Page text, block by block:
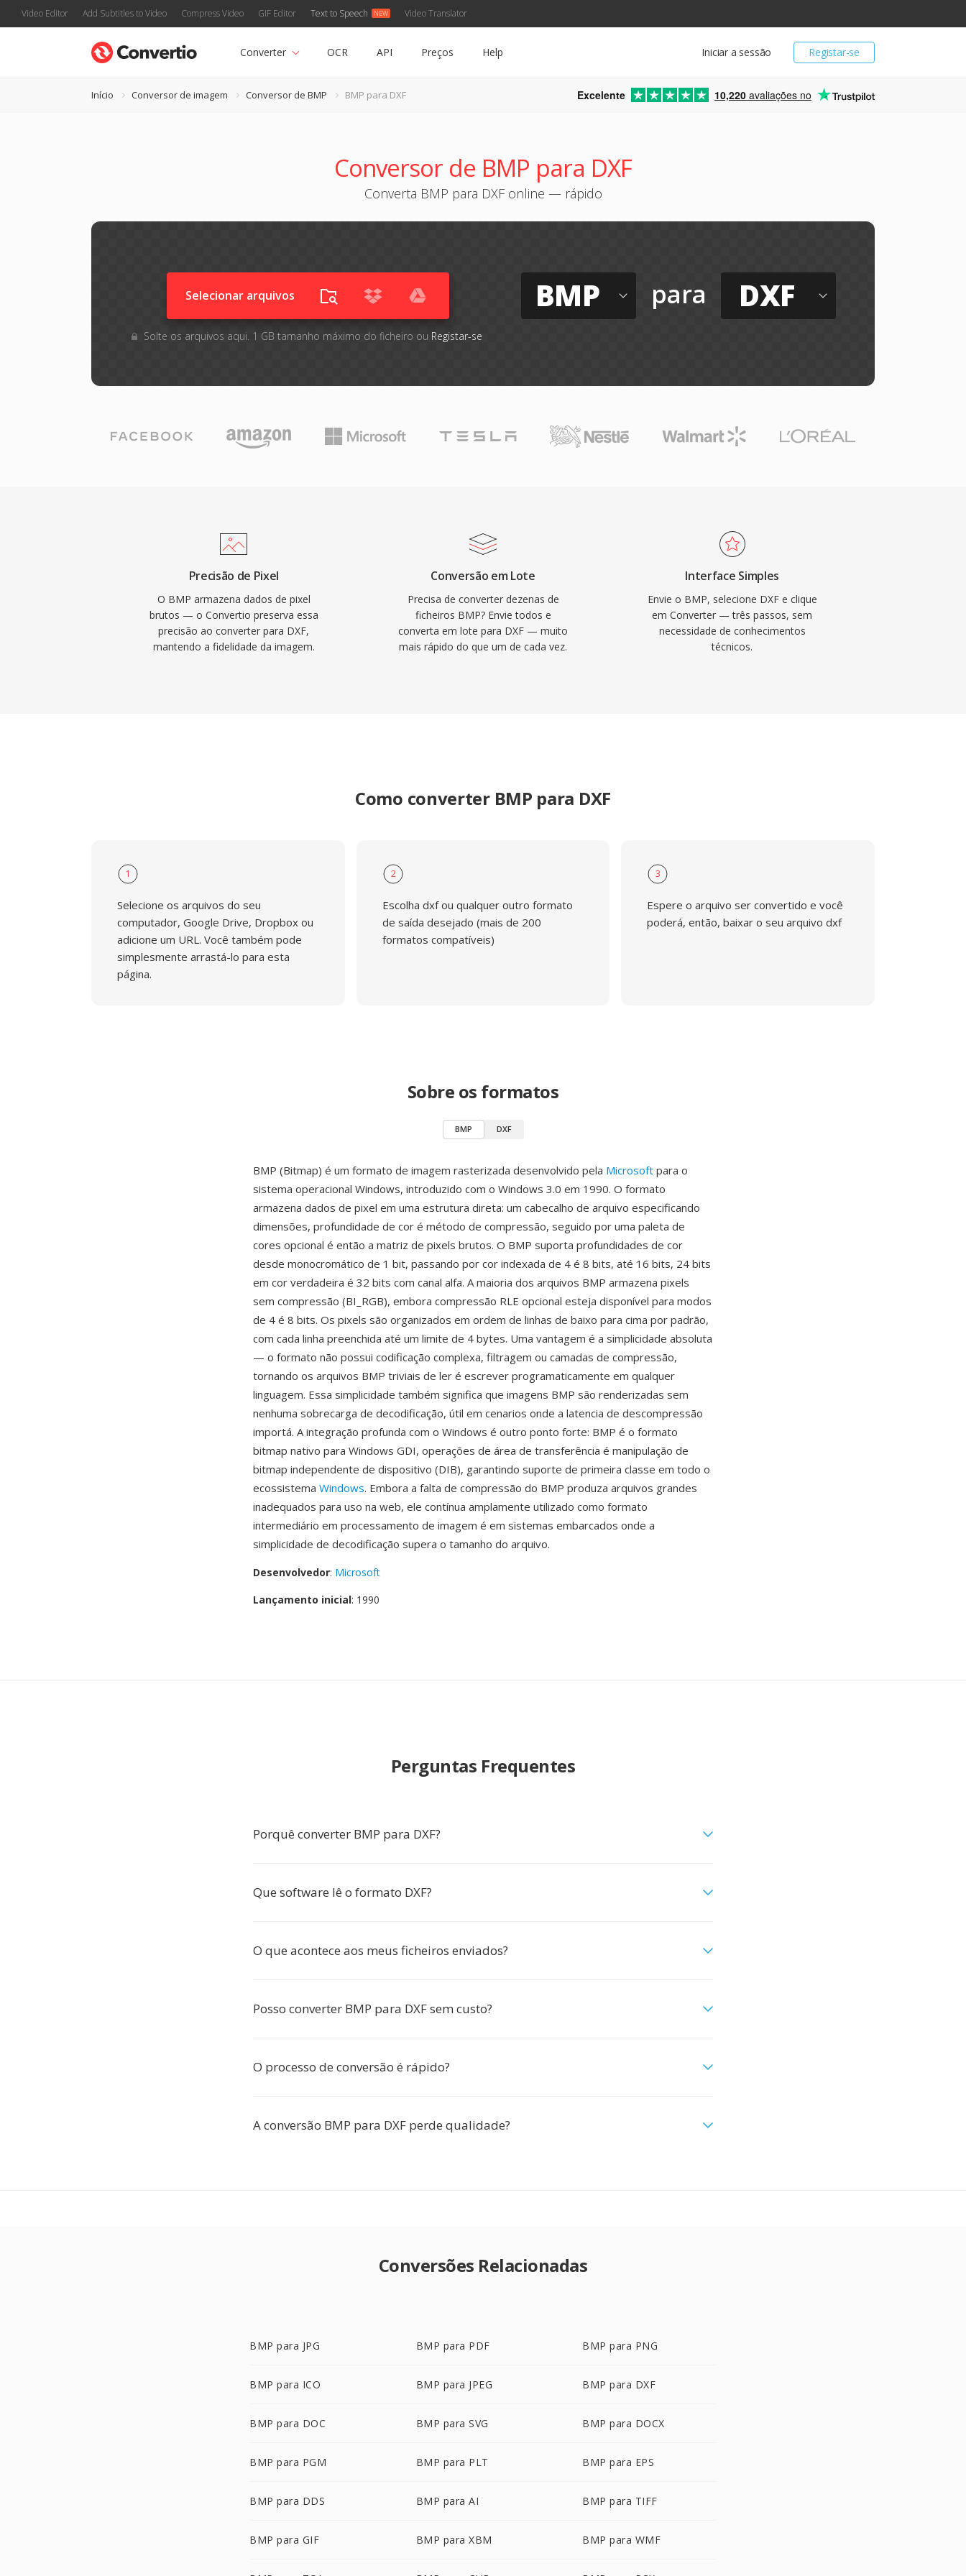
Video Editor Add Subtitles to Video Compress Video GIF Editor Text to Speech Video Translator
Registar-se
Iniciar a sessão
Converter OCR API Preços Help
Início Conversor de imagem Conversor de BMP BMP para DXF Excelente 10,220 avaliações no
Conversor de BMP para DXF
Converta BMP para DXF online — rápido
Selecionar arquivos
Solte os arquivos aqui. 1 GB tamanho máximo do ficheiro ou Registar-se
BMP para DXF
Precisão de Pixel
O BMP armazena dados de pixel
brutos — o Convertio preserva essa
precisão ao converter para DXF,
mantendo a fidelidade da imagem.
Conversão em Lote
Precisa de converter dezenas de
ficheiros BMP? Envie todos e
converta em lote para DXF — muito
mais rápido do que um de cada vez.
Interface Simples
Envie o BMP, selecione DXF e clique
em Converter — três passos, sem
necessidade de conhecimentos
técnicos.
Como converter BMP para DXF
1
Selecione os arquivos do seu
computador, Google Drive, Dropbox ou
adicione um URL. Você também pode
simplesmente arrastá-lo para esta
página.
2
Escolha dxf ou qualquer outro formato
de saída desejado (mais de 200
formatos compatíveis)
3
Espere o arquivo ser convertido e você
poderá, então, baixar o seu arquivo dxf
Sobre os formatos
BMP DXF
BMP (Bitmap) é um formato de imagem rasterizada desenvolvido pela Microsoft para o
sistema operacional Windows, introduzido com o Windows 3.0 em 1990. O formato
armazena dados de pixel em uma estrutura direta: um cabecalho de arquivo especificando
dimensões, profundidade de cor é método de compressão, seguido por uma paleta de
cores opcional é então a matriz de pixels brutos. O BMP suporta profundidades de cor
desde monocromático de 1 bit, passando por cor indexada de 4 é 8 bits, até 16 bits, 24 bits
em cor verdadeira é 32 bits com canal alfa. A maioria dos arquivos BMP armazena pixels
sem compressão (BI_RGB), embora compressão RLE opcional esteja disponível para modos
de 4 é 8 bits. Os pixels são organizados em ordem de linhas de baixo para cima por padrão,
com cada linha preenchida até um limite de 4 bytes. Uma vantagem é a simplicidade absoluta
— o formato não possui codificação complexa, filtragem ou camadas de compressão,
tornando os arquivos BMP triviais de ler é escrever programaticamente em qualquer
linguagem. Essa simplicidade também significa que imagens BMP são renderizadas sem
nenhuma sobrecarga de decodificação, útil em cenarios onde a latencia de descompressão
importá. A integração profunda com o Windows é outro ponto forte: BMP é o formato
bitmap nativo para Windows GDI, operações de área de transferência é manipulação de
bitmap independente de dispositivo (DIB), garantindo suporte de primeira classe em todo o
ecossistema Windows. Embora a falta de compressão do BMP produza arquivos grandes
inadequados para uso na web, ele contínua amplamente utilizado como formato
intermediário em processamento de imagem é em sistemas embarcados onde a
simplicidade de decodificação supera o tamanho do arquivo.
Desenvolvedor: Microsoft
Lançamento inicial: 1990
Perguntas Frequentes
Porquê converter BMP para DXF?
Que software lê o formato DXF?
O que acontece aos meus ficheiros enviados?
Posso converter BMP para DXF sem custo?
O processo de conversão é rápido?
A conversão BMP para DXF perde qualidade?
Conversões Relacionadas
BMP para JPG BMP para PDF BMP para PNG
BMP para ICO BMP para JPEG BMP para DXF
BMP para DOC BMP para SVG BMP para DOCX
BMP para PGM BMP para PLT BMP para EPS
BMP para DDS BMP para AI BMP para TIFF
BMP para GIF BMP para XBM BMP para WMF